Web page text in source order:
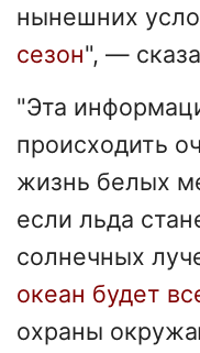
нынешних
сезон", —
"Эта
происходить
жизнь белых
если льда
солнечных
океан будет
охраны